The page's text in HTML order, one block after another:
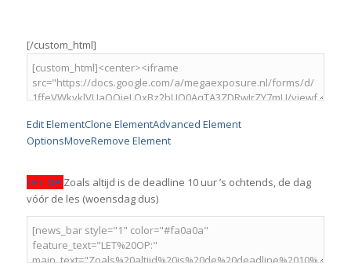
[/custom_html]
Edit ElementClone ElementAdvanced Element
OptionsMoveRemove Element
LET OP:Zoals altijd is de deadline 10 uur ’s ochtends, de dag
vóór de les (woensdag dus)